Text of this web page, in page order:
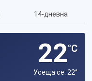
14-дневна
22°C
Усеща се: 22°